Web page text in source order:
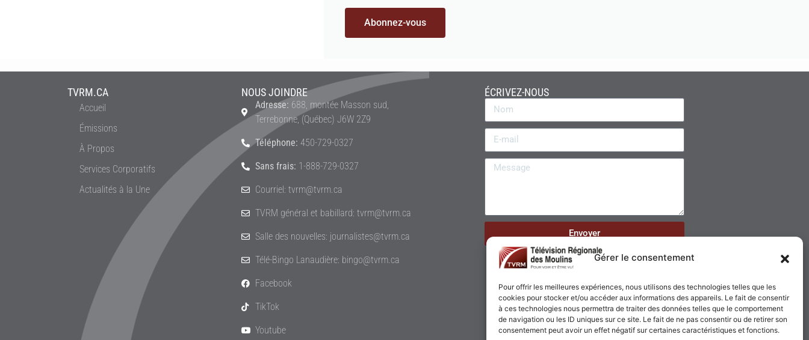
Gérer le consentement
Pour offrir les meilleures expériences, nous utilisons des technologies telles que les
cookies pour stocker et/ou accéder aux informations des appareils. Le fait de consentir
à ces technologies nous permettra de traiter des données telles que le comportement
de navigation ou les ID uniques sur ce site. Le fait de ne pas consentir ou de retirer son
consentement peut avoir un effet négatif sur certaines caractéristiques et fonctions.
Abonnez-vous
TVRM.CA
Accueil
Émissions
À Propos
Services Corporatifs
Actualités à la Une
NOUS JOINDRE
Adresse: 688, montée Masson sud,
Terrebonne, (Québec) J6W 2Z9
Téléphone: 450-729-0327
Sans frais: 1-888-729-0327
Courriel: tvrm@tvrm.ca
TVRM général et babillard: tvrm@tvrm.ca
Salle des nouvelles: journalistes@tvrm.ca
Télé-Bingo Lanaudière: bingo@tvrm.ca
Facebook
TikTok
Youtube
ÉCRIVEZ-NOUS
Envoyer